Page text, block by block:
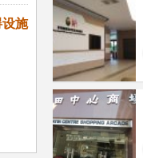
施